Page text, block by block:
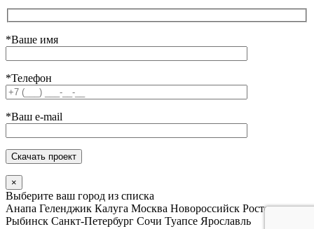
*Ваше имя
*Телефон
*Ваш e-mail
×
Выберите ваш город из списка
Анапа Геленджик Калуга Москва Новороссийск Ростов
Рыбинск Санкт-Петербург Сочи Туапсе Ярославль